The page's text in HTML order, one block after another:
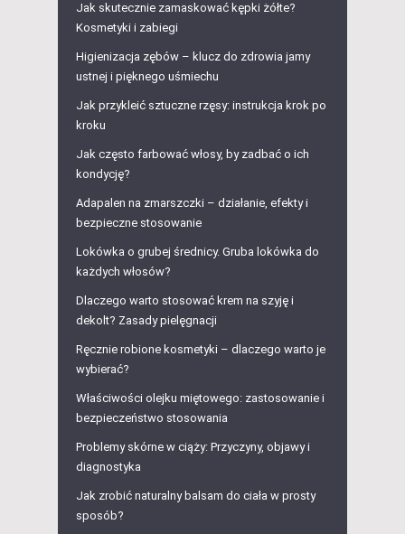
Jak skutecznie zamaskować kępki żółte?
Kosmetyki i zabiegi
Higienizacja zębów – klucz do zdrowia jamy
ustnej i pięknego uśmiechu
Jak przykleić sztuczne rzęsy: instrukcja krok po
kroku
Jak często farbować włosy, by zadbać o ich
kondycję?
Adapalen na zmarszczki – działanie, efekty i
bezpieczne stosowanie
Lokówka o grubej średnicy. Gruba lokówka do
każdych włosów?
Dlaczego warto stosować krem na szyję i
dekolt? Zasady pielęgnacji
Ręcznie robione kosmetyki – dlaczego warto je
wybierać?
Właściwości olejku miętowego: zastosowanie i
bezpieczeństwo stosowania
Problemy skórne w ciąży: Przyczyny, objawy i
diagnostyka
Jak zrobić naturalny balsam do ciała w prosty
sposób?